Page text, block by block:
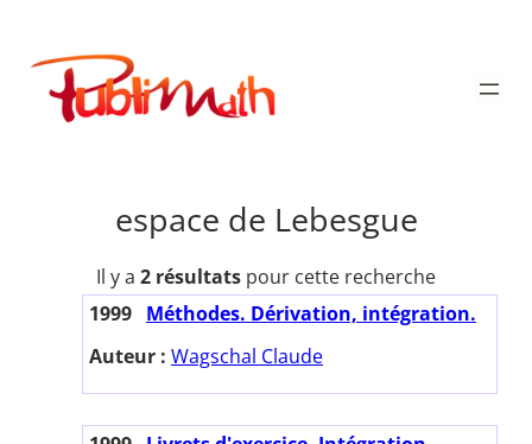
contenu
Publimath
espace de Lebesgue
Il y a 2 résultats pour cette recherche
1999 Méthodes. Dérivation, intégration.
Auteur : Wagschal Claude